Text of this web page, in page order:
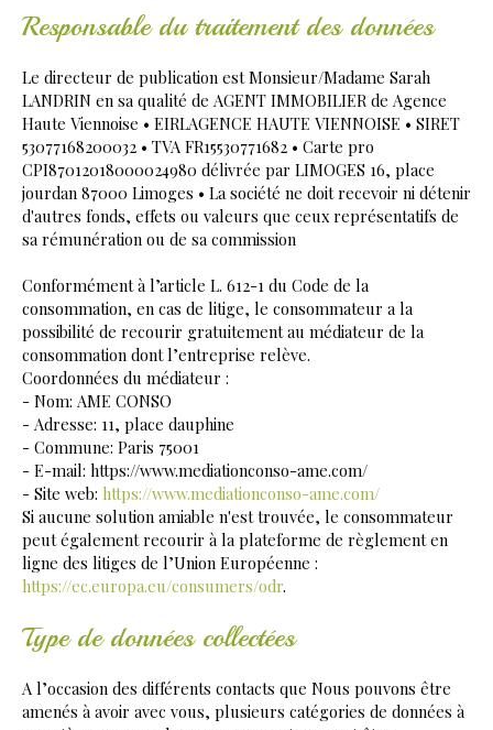
Responsable du traitement des données
Le directeur de publication est Monsieur/Madame Sarah
LANDRIN en sa qualité de AGENT IMMOBILIER de Agence
Haute Viennoise • EIRLAGENCE HAUTE VIENNOISE • SIRET
53077168200032 • TVA FR15530771682 • Carte pro
CPI87012018000024980 délivrée par LIMOGES 16, place
jourdan 87000 Limoges • La société ne doit recevoir ni détenir
d'autres fonds, effets ou valeurs que ceux représentatifs de
sa rémunération ou de sa commission
Conformément à l’article L. 612-1 du Code de la
consommation, en cas de litige, le consommateur a la
possibilité de recourir gratuitement au médiateur de la
consommation dont l’entreprise relève.
Coordonnées du médiateur :
- Nom: AME CONSO
- Adresse: 11, place dauphine
- Commune: Paris 75001
- E-mail: https://www.mediationconso-ame.com/
- Site web: https://www.mediationconso-ame.com/
Si aucune solution amiable n'est trouvée, le consommateur
peut également recourir à la plateforme de règlement en
ligne des litiges de l’Union Européenne :
https://ec.europa.eu/consumers/odr.
Type de données collectées
A l’occasion des différents contacts que Nous pouvons être
amenés à avoir avec vous, plusieurs catégories de données à